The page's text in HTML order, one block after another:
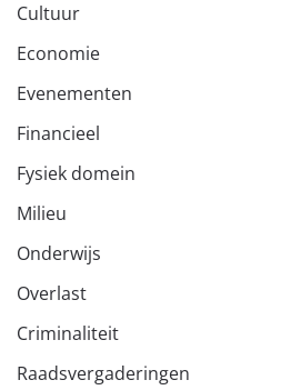
Cultuur
Economie
Evenementen
Financieel
Fysiek domein
Milieu
Onderwijs
Overlast
Criminaliteit
Raadsvergaderingen